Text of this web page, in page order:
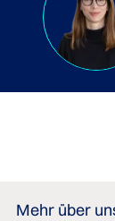
Mehr über